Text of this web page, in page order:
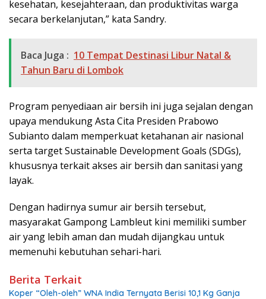
kesehatan, kesejahteraan, dan produktivitas warga
secara berkelanjutan,” kata Sandry.
Baca Juga : 10 Tempat Destinasi Libur Natal &
Tahun Baru di Lombok
Program penyediaan air bersih ini juga sejalan dengan
upaya mendukung Asta Cita Presiden Prabowo
Subianto dalam memperkuat ketahanan air nasional
serta target Sustainable Development Goals (SDGs),
khususnya terkait akses air bersih dan sanitasi yang
layak.
Dengan hadirnya sumur air bersih tersebut,
masyarakat Gampong Lambleut kini memiliki sumber
air yang lebih aman dan mudah dijangkau untuk
memenuhi kebutuhan sehari-hari.
Berita Terkait
Koper “Oleh-oleh” WNA India Ternyata Berisi 10,1 Kg Ganja